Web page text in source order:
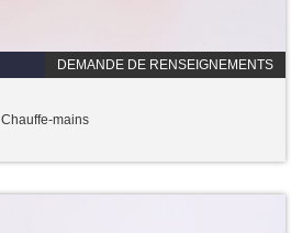
DEMANDE DE RENSEIGNEMENTS
Chauffe-mains